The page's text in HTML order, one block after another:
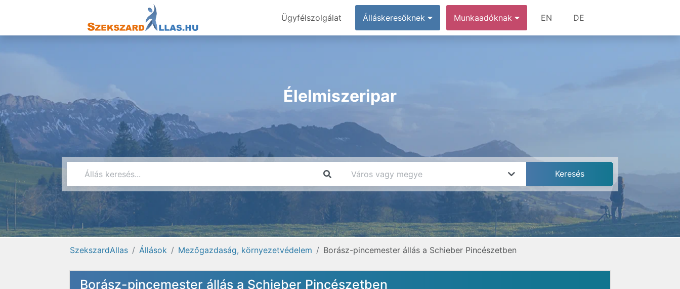
Ügyfélszolgálat Álláskeresőknek Munkaadóknak EN DE
Élelmiszeripar
SzekszardAllas Állások Mezőgazdaság, környezetvédelem Borász-pincemester állás a Schieber Pincészetben
Borász-pincemester állás a Schieber Pincészetben